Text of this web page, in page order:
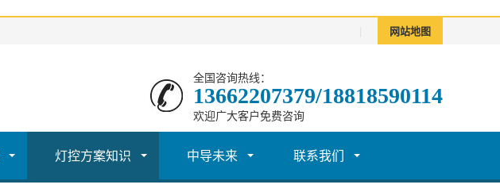
网站地图
全国咨询热线：
13662207379/18818590114
欢迎广大客户免费咨询
灯控方案知识 中导未来 联系我们